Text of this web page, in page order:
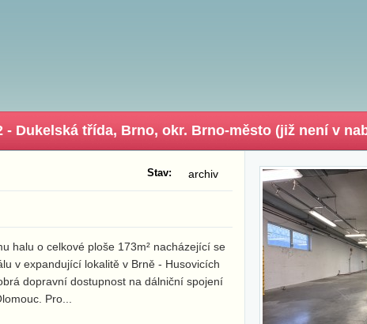
- Dukelská třída, Brno, okr. Brno-město (již není v
Stav: archiv
halu o celkové ploše 173m² nacházející se
v expandující lokalitě v Brně - Husovicích
dopravní dostupnost na dálniční spojení
Pro